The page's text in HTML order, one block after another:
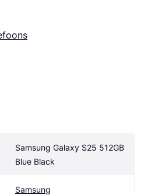
Samsung Galaxy S25 512GB
Blue Black
Samsung